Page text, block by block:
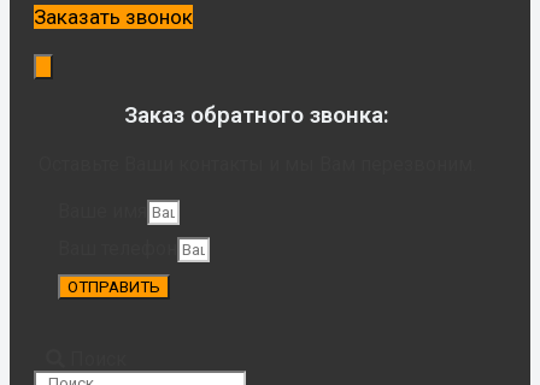
Заказать звонок
Заказ обратного звонка:
ОТПРАВИТЬ